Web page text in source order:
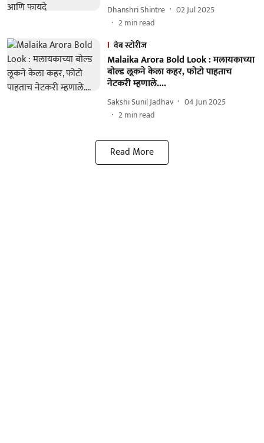
Dhanshri Shintre
02 Jul 2025
2min read
वेब स्टोरीज
Malaika Arora Bold Look : मलायकाच्या
बोल्ड लूकने केला कहर, फोटो पाहताच
नेटकरी म्हणाले....
Sakshi Sunil Jadhav
04 Jun 2025
2min read
Read More